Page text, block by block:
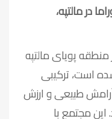
در مالتپه،
پویای مالتپه
است، ترکیبی
طبیعی و ارزش
این مجتمع با